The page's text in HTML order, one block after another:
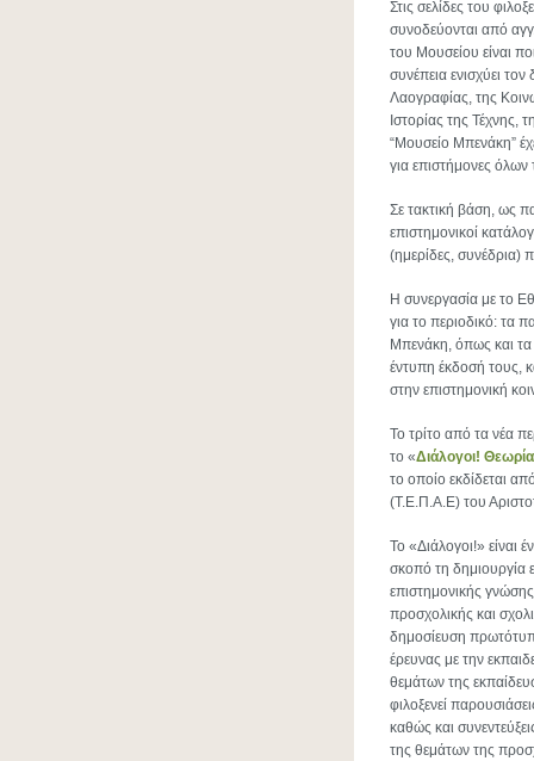
Στις σελίδες του
συνοδεύονται από
του Μουσείου είναι
συνέπεια ενισχύει
Λαογραφίας, της
Ιστορίας της Τέχνης,
“Μουσείο Μπενάκη”
για επιστήμονες
Σε τακτική βάση, ως
επιστημονικοί
(ημερίδες, συνέδρια)
Η συνεργασία με το
για το περιοδικό: τα
Μπενάκη, όπως και
έντυπη έκδοσή τους,
στην επιστημονική
Το τρίτο από τα νέα
το «Διάλογοι!
το οποίο εκδίδεται
(Τ.Ε.Π.Α.Ε) του
Το «Διάλογοι!» είναι
σκοπό τη δημιουργία
επιστημονικής
προσχολικής και
δημοσίευση
έρευνας με την
θεμάτων της
φιλοξενεί
καθώς και
της θεμάτων της